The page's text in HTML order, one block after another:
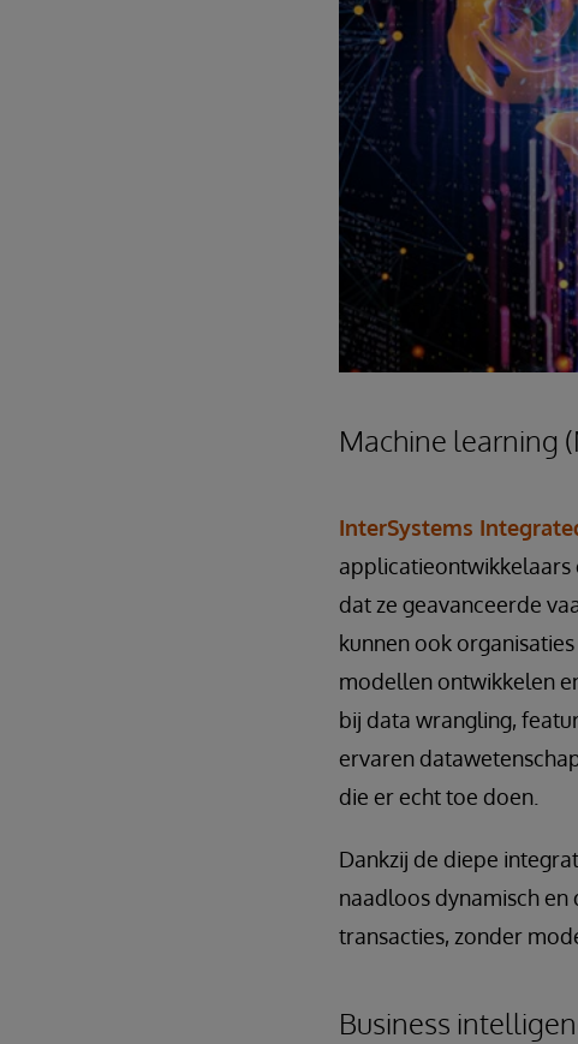
Machine learning
InterSystems
applicatieontwikkelaars
dat ze geavanceerde
kunnen ook
modellen ontwikkelen
bij data wrangling,
ervaren
die er echt toe doen.
Dankzij de diepe
naadloos dynamisch
transacties, zonder
Business